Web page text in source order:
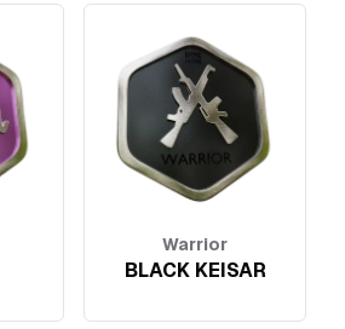
Warrior
BLACK KEISAR